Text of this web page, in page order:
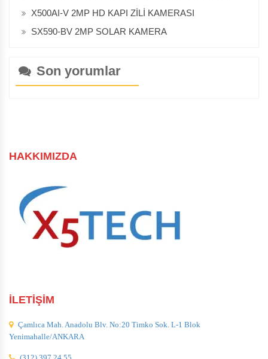
X500AI-V 2MP HD KAPI ZİLİ KAMERASI
SX590-BV 2MP SOLAR KAMERA
Son yorumlar
HAKKIMIZDA
İLETİŞİM
Çamlıca Mah. Anadolu Blv. No:20 Timko Sok. L-1 Blok
Yenimahalle/ANKARA